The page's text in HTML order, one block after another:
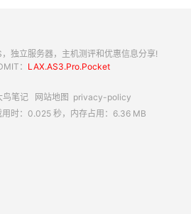
独立服务器，主机测评和优惠信息分享!
： LAX.AS3.Pro.Pocket
鸟笔记 网站地图 privacy-policy
时：0.025 秒，内存占用：6.36 MB